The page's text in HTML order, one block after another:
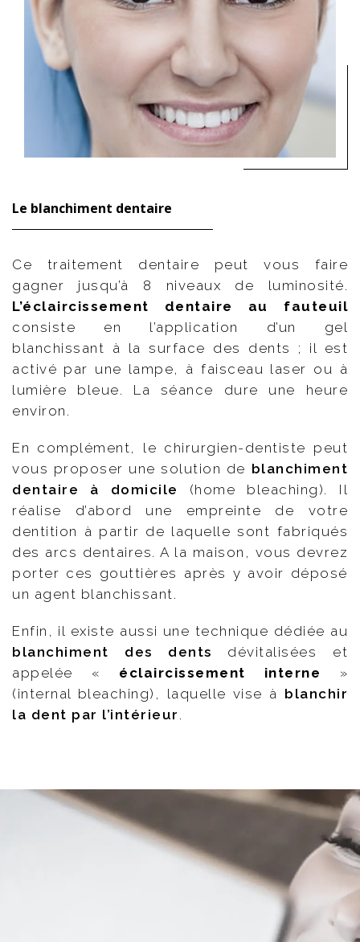
Le blanchiment dentaire
Ce traitement dentaire peut vous faire
gagner jusqu’à 8 niveaux de luminosité.
L’éclaircissement dentaire au fauteuil
consiste en l’application d’un gel
blanchissant à la surface des dents ; il est
activé par une lampe, à faisceau laser ou à
lumière bleue. La séance dure une heure
environ.
En complément, le chirurgien-dentiste peut
vous proposer une solution de blanchiment
dentaire à domicile
(home bleaching). Il
réalise d’abord une empreinte de votre
dentition à partir de laquelle sont fabriqués
des arcs dentaires. A la maison, vous devrez
porter ces gouttières après y avoir déposé
un agent blanchissant.
Enfin, il existe aussi une technique dédiée au
blanchiment des dents dévitalisées et
appelée « éclaircissement interne
»
(internal bleaching), laquelle vise à blanchir
la dent par l’intérieur .